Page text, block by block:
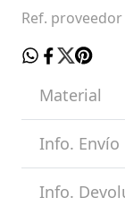
Ref. proveedor
Material
Info. Envío
Info.